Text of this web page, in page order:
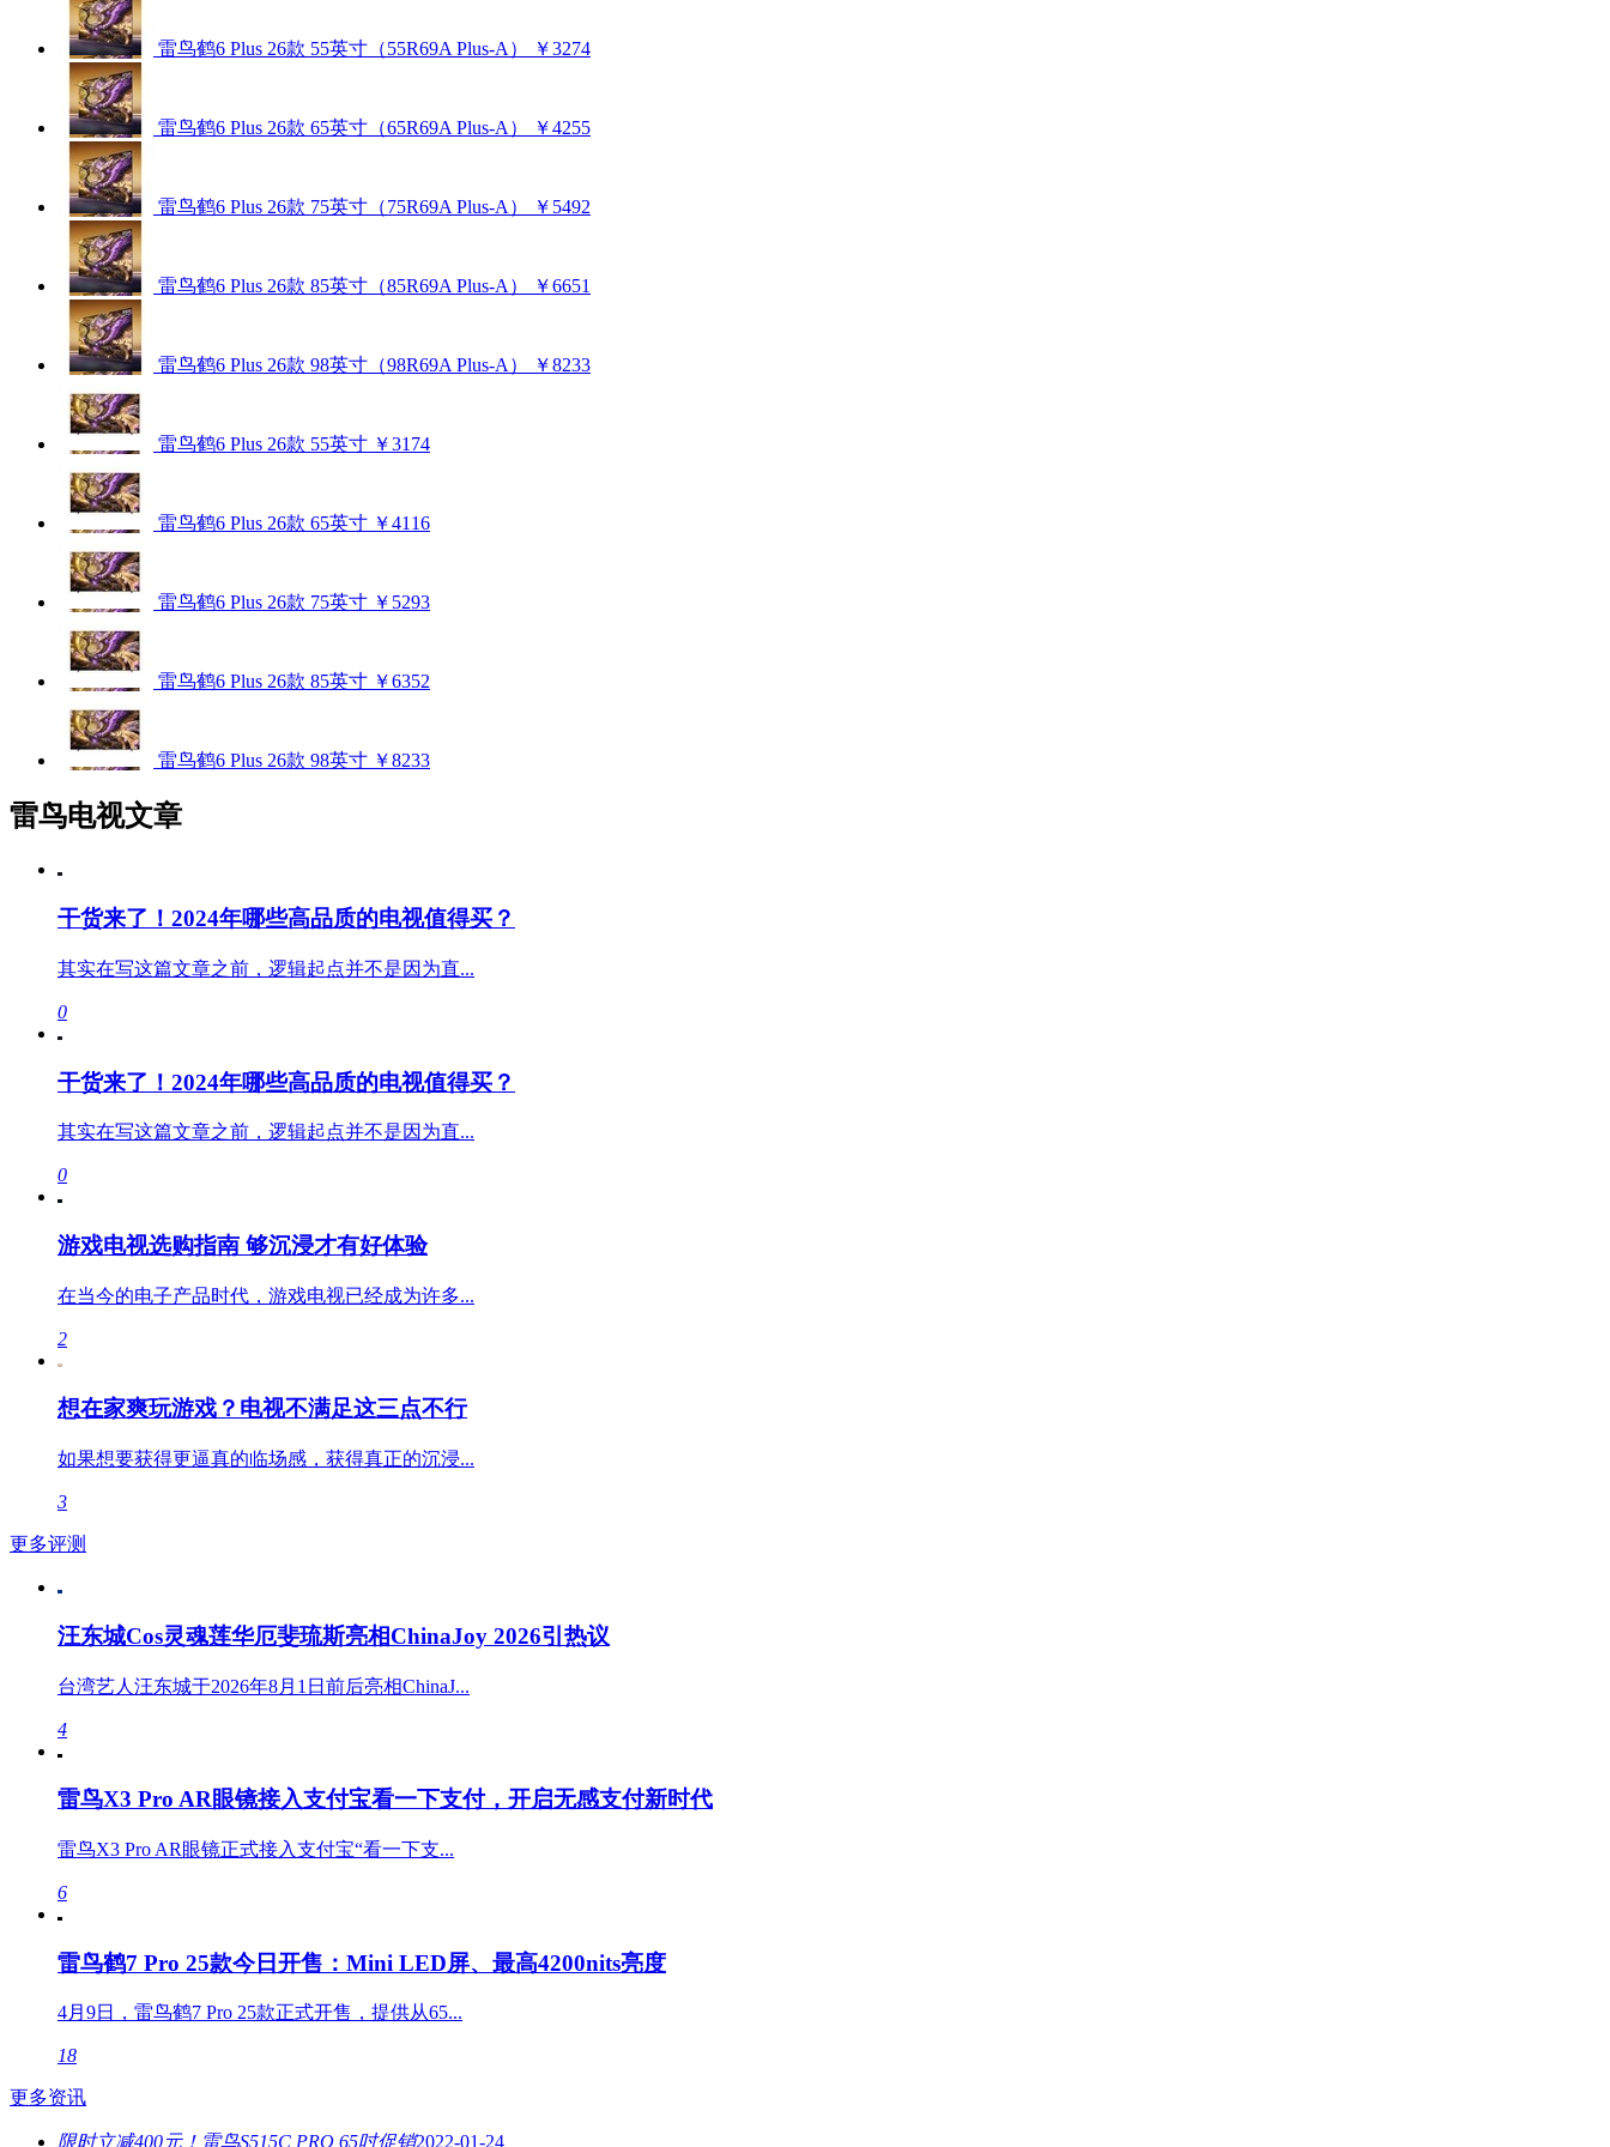
雷鸟鹤6 Plus 26款 55英寸（55R69A Plus-A） ￥3274
雷鸟鹤6 Plus 26款 65英寸（65R69A Plus-A） ￥4255
雷鸟鹤6 Plus 26款 75英寸（75R69A Plus-A） ￥5492
雷鸟鹤6 Plus 26款 85英寸（85R69A Plus-A） ￥6651
雷鸟鹤6 Plus 26款 98英寸（98R69A Plus-A） ￥8233
雷鸟鹤6 Plus 26款 55英寸 ￥3174
雷鸟鹤6 Plus 26款 65英寸 ￥4116
雷鸟鹤6 Plus 26款 75英寸 ￥5293
雷鸟鹤6 Plus 26款 85英寸 ￥6352
雷鸟鹤6 Plus 26款 98英寸 ￥8233
雷鸟电视文章
干货来了！2024年哪些高品质的电视值得买？
其实在写这篇文章之前，逻辑起点并不是因为直...
0
干货来了！2024年哪些高品质的电视值得买？
其实在写这篇文章之前，逻辑起点并不是因为直...
0
游戏电视选购指南 够沉浸才有好体验
在当今的电子产品时代，游戏电视已经成为许多...
2
想在家爽玩游戏？电视不满足这三点不行
如果想要获得更逼真的临场感，获得真正的沉浸...
3
更多评测
汪东城Cos灵魂莲华厄斐琉斯亮相ChinaJoy 2026引热议
台湾艺人汪东城于2026年8月1日前后亮相ChinaJ...
4
雷鸟X3 Pro AR眼镜接入支付宝看一下支付，开启无感支付新时代
雷鸟X3 Pro AR眼镜正式接入支付宝“看一下支...
6
雷鸟鹤7 Pro 25款今日开售：Mini LED屏、最高4200nits亮度
4月9日，雷鸟鹤7 Pro 25款正式开售，提供从65...
18
更多资讯
限时立减400元！雷鸟S515C PRO 65吋促销2022-01-24